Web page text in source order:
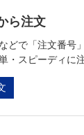
ら注文
どで「注文番号
・スピーディに